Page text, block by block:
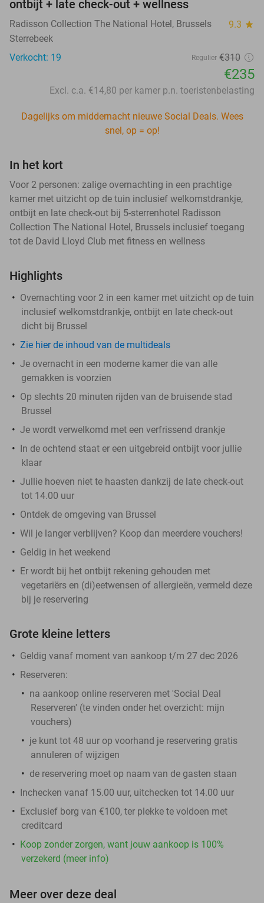
ontbijt + late check-out + wellness
Radisson Collection The National Hotel, Brussels 9.3 star
Sterrebeek
Verkocht: 19
Regulier €310
€235
Excl. c.a. €14,80 per kamer p.n. toeristenbelasting
Dagelijks om middernacht nieuwe Social Deals. Wees
snel, op = op!
In het kort
Voor 2 personen: zalige overnachting in een prachtige
kamer met uitzicht op de tuin inclusief welkomstdrankje,
ontbijt en late check-out bij 5-sterrenhotel Radisson
Collection The National Hotel, Brussels inclusief toegang
tot de David Lloyd Club met fitness en wellness
Highlights
Overnachting voor 2 in een kamer met uitzicht op de tuin
inclusief welkomstdrankje, ontbijt en late check-out
dicht bij Brussel
Zie hier de inhoud van de multideals
Je overnacht in een moderne kamer die van alle
gemakken is voorzien
Op slechts 20 minuten rijden van de bruisende stad
Brussel
Je wordt verwelkomd met een verfrissend drankje
In de ochtend staat er een uitgebreid ontbijt voor jullie
klaar
Jullie hoeven niet te haasten dankzij de late check-out
tot 14.00 uur
Ontdek de omgeving van Brussel
Wil je langer verblijven? Koop dan meerdere vouchers!
Geldig in het weekend
Er wordt bij het ontbijt rekening gehouden met
vegetariërs en (di)eetwensen of allergieën, vermeld deze
bij je reservering
Grote kleine letters
Geldig vanaf moment van aankoop t/m 27 dec 2026
Reserveren:
na aankoop online reserveren met 'Social Deal
Reserveren' (te vinden onder het overzicht: mijn
vouchers)
je kunt tot 48 uur op voorhand je reservering gratis
annuleren of wijzigen
de reservering moet op naam van de gasten staan
Inchecken vanaf 15.00 uur, uitchecken tot 14.00 uur
Exclusief borg van €100, ter plekke te voldoen met
creditcard
Koop zonder zorgen, want jouw aankoop is 100%
verzekerd (meer info)
Meer over deze deal